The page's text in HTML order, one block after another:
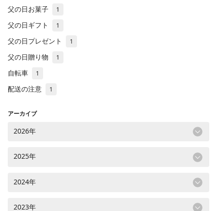
父の日お菓子 1
父の日ギフト 1
父の日プレゼント 1
父の日贈り物 1
自転車 1
配送の注意 1
アーカイブ
2026年
2025年
2024年
2023年